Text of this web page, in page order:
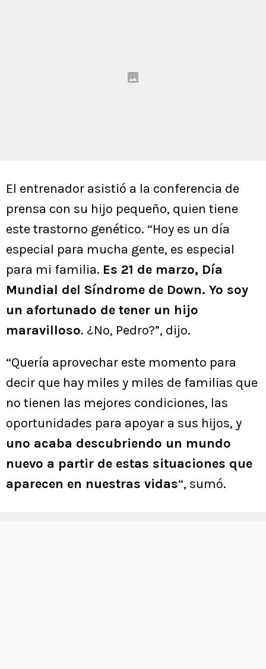
El entrenador asistió a la conferencia de
prensa con su hijo pequeño, quien tiene
este trastorno genético. “Hoy es un día
especial para mucha gente, es especial
para mi familia. Es 21 de marzo, Día
Mundial del Síndrome de Down. Yo soy
un afortunado de tener un hijo
maravilloso. ¿No, Pedro?”, dijo.
“Quería aprovechar este momento para
decir que hay miles y miles de familias que
no tienen las mejores condiciones, las
oportunidades para apoyar a sus hijos, y
uno acaba descubriendo un mundo
nuevo a partir de estas situaciones que
aparecen en nuestras vidas“, sumó.